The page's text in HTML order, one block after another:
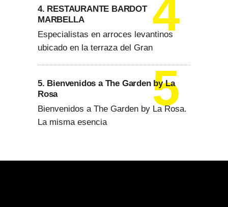
4. RESTAURANTE BARDOT
MARBELLA
Especialistas en arroces levantinos
ubicado en la terraza del Gran
5. Bienvenidos a The Garden by La
Rosa
Bienvenidos a The Garden by La Rosa.
La misma esencia